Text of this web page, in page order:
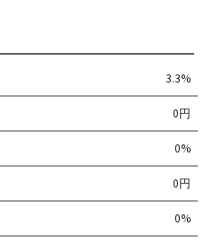
3.3%
0円
0%
0円
0%